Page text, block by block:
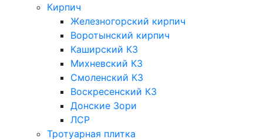
Кирпич
Железногорский кирпич
Воротынский кирпич
Каширский КЗ
Михневский КЗ
Смоленский КЗ
Воскресенский КЗ
Донские Зори
ЛСР
Тротуарная плитка